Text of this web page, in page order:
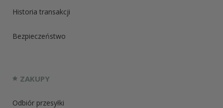
Historia transakcji
Bezpieczeństwo
ZAKUPY
Odbiór przesyłki